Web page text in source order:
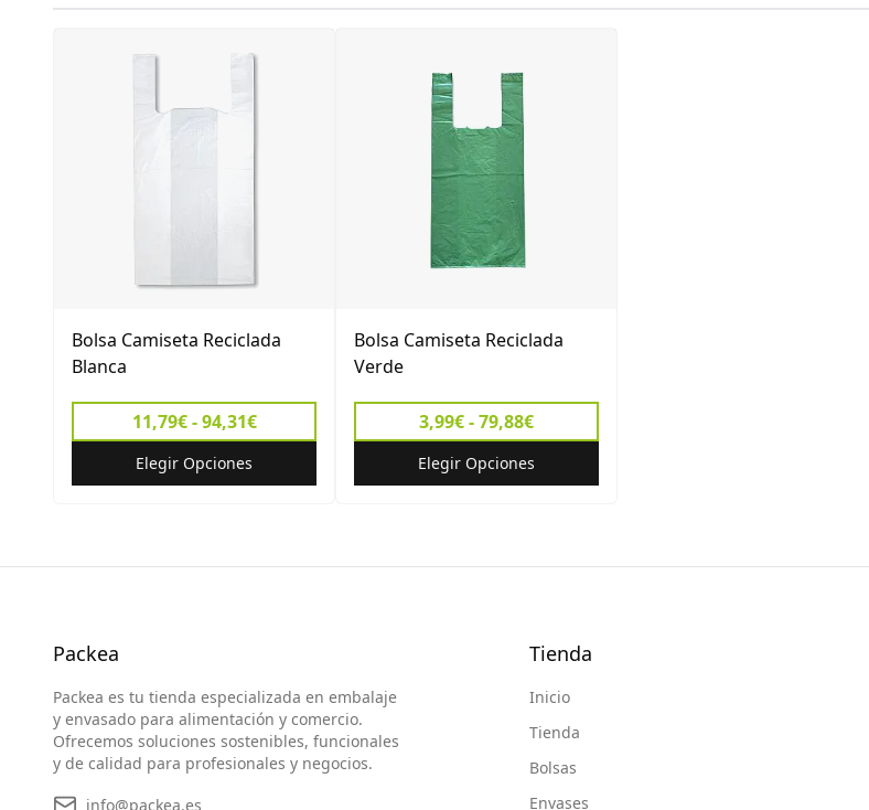
Bolsa Camiseta Reciclada
Blanca
11,79€ - 94,31€
Elegir Opciones
Bolsa Camiseta Reciclada
Verde
3,99€ - 79,88€
Elegir Opciones
Packea
Packea es tu tienda especializada en embalaje
y envasado para alimentación y comercio.
Ofrecemos soluciones sostenibles, funcionales
y de calidad para profesionales y negocios.
info@packea.es
Tienda
Inicio
Tienda
Bolsas
Envases